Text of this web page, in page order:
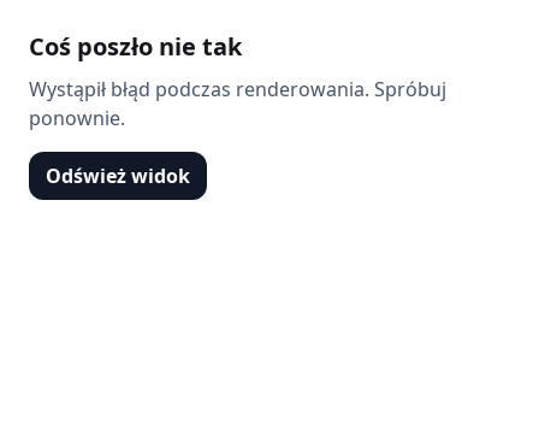
Coś poszło nie tak
Wystąpił błąd podczas renderowania. Spróbuj
ponownie.
Odśwież widok